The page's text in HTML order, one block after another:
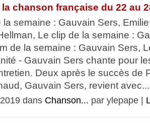
chanson française du 22 au
la semaine : Gauvain Sers,
Le clip de la semaine :
de la semaine : Gauvain Sers,
- Gauvain Sers chante pour
Deux après le succès de
Gauvain Sers, revient avec...
dans Chanson... par ylepape |